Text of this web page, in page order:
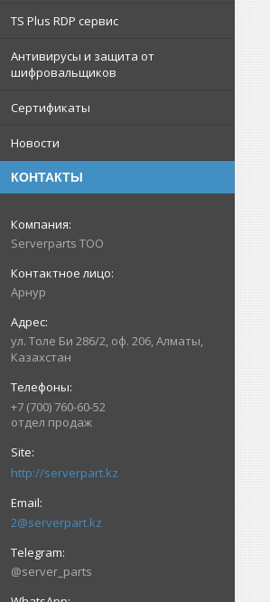
TS Plus RDP сервис
Антивирусы и защита от
шифровальщиков
Сертификаты
Новости
КОНТАКТЫ
Serverparts ТОО
Арнур
ул. Толе Би 286/2, оф. 206, Алматы,
Казахстан
+7 (700) 760-60-52
отдел продаж
http://serverpart.kz
2@serverpart.kz
@server_parts